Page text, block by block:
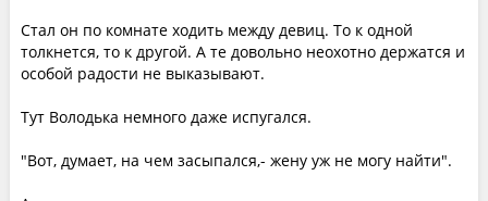
Стал он по комнате ходить между девиц. То к одной
толкнется, то к другой. А те довольно неохотно держатся и
особой радости не выказывают.
Тут Володька немного даже испугался.
"Вот, думает, на чем засыпался,- жену уж не могу найти".